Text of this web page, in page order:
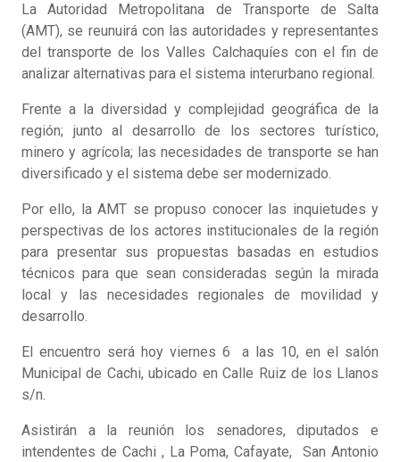
La Autoridad Metropolitana de Transporte de Salta
(AMT), se reunuirá con las autoridades y representantes
del transporte de los Valles Calchaquíes con el fin de
analizar alternativas para el sistema interurbano regional.
Frente a la diversidad y complejidad geográfica de la
región; junto al desarrollo de los sectores turístico,
minero y agrícola; las necesidades de transporte se han
diversificado y el sistema debe ser modernizado.
Por ello, la AMT se propuso conocer las inquietudes y
perspectivas de los actores institucionales de la región
para presentar sus propuestas basadas en estudios
técnicos para que sean consideradas según la mirada
local y las necesidades regionales de movilidad y
desarrollo.
El encuentro será hoy viernes 6 a las 10, en el salón
Municipal de Cachi, ubicado en Calle Ruiz de los Llanos
s/n.
Asistirán a la reunión los senadores, diputados e
intendentes de Cachi , La Poma, Cafayate, San Antonio